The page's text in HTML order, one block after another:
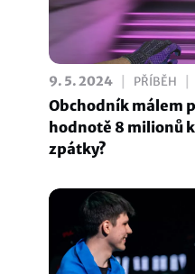
9. 5. 2024 PŘÍBĚH
Obchodník málem
hodnotě 8 milionů
zpátky?